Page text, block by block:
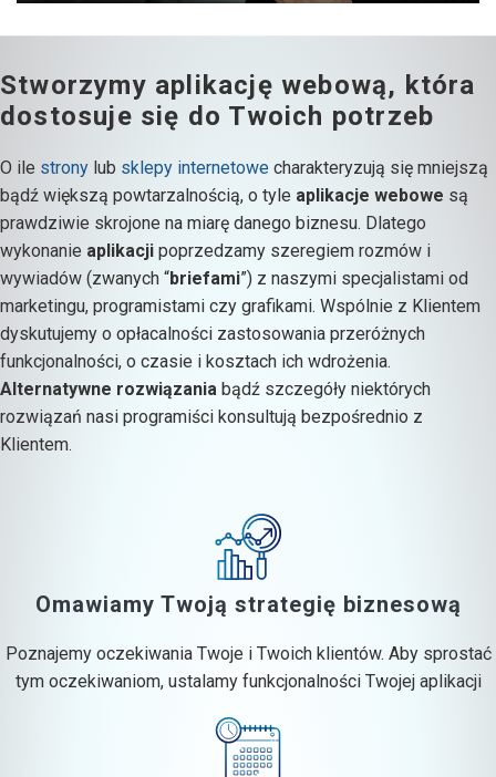
Stworzymy aplikację webową, która
dostosuje się do Twoich potrzeb
O ile strony lub sklepy internetowe charakteryzują się mniejszą
bądź większą powtarzalnością, o tyle aplikacje webowe są
prawdziwie skrojone na miarę danego biznesu. Dlatego
wykonanie aplikacji poprzedzamy szeregiem rozmów i
wywiadów (zwanych “briefami”) z naszymi specjalistami od
marketingu, programistami czy grafikami. Wspólnie z Klientem
dyskutujemy o opłacalności zastosowania przeróżnych
funkcjonalności, o czasie i kosztach ich wdrożenia.
Alternatywne rozwiązania bądź szczegóły niektórych
rozwiązań nasi programiści konsultują bezpośrednio z
Klientem.
Omawiamy Twoją strategię biznesową
Poznajemy oczekiwania Twoje i Twoich klientów. Aby sprostać
tym oczekiwaniom, ustalamy funkcjonalności Twojej aplikacji